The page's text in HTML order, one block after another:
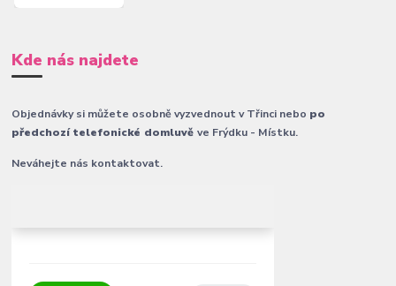
Kde nás najdete
Objednávky si můžete osobně vyzvednout v Třinci nebo po
předchozí telefonické domluvěve Frýdku - Místku.
Neváhejte nás kontaktovat.